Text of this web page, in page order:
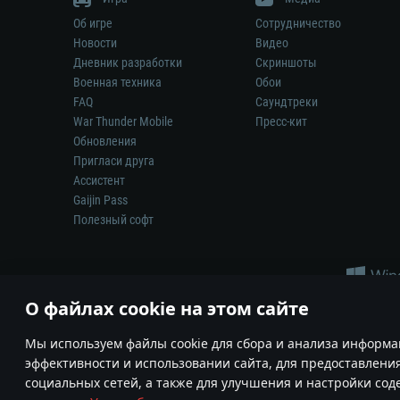
О файлах cookie на этом сайте
Мы используем файлы cookie для сбора и анализа
эффективности и использовании сайта, для
социальных сетей, а также для улучшения и настройки
Об игре
Новости
Дневник разработки
Военная техника
FAQ
War Thunder Mobile
Обновления
Пригласи друга
Ассистент
Gaijin Pass
Полезный софт
Сотрудничество
Видео
Скриншоты
Обои
Саундтреки
Пресс-кит
Ни один производитель оружия, техники или снаряжения не
© 2011—2026 Gaijin Games Kft. Все товарные знаки,